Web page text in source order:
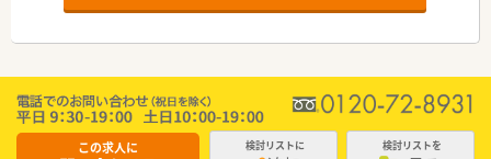
この求人に 検討リストに 検討リストを